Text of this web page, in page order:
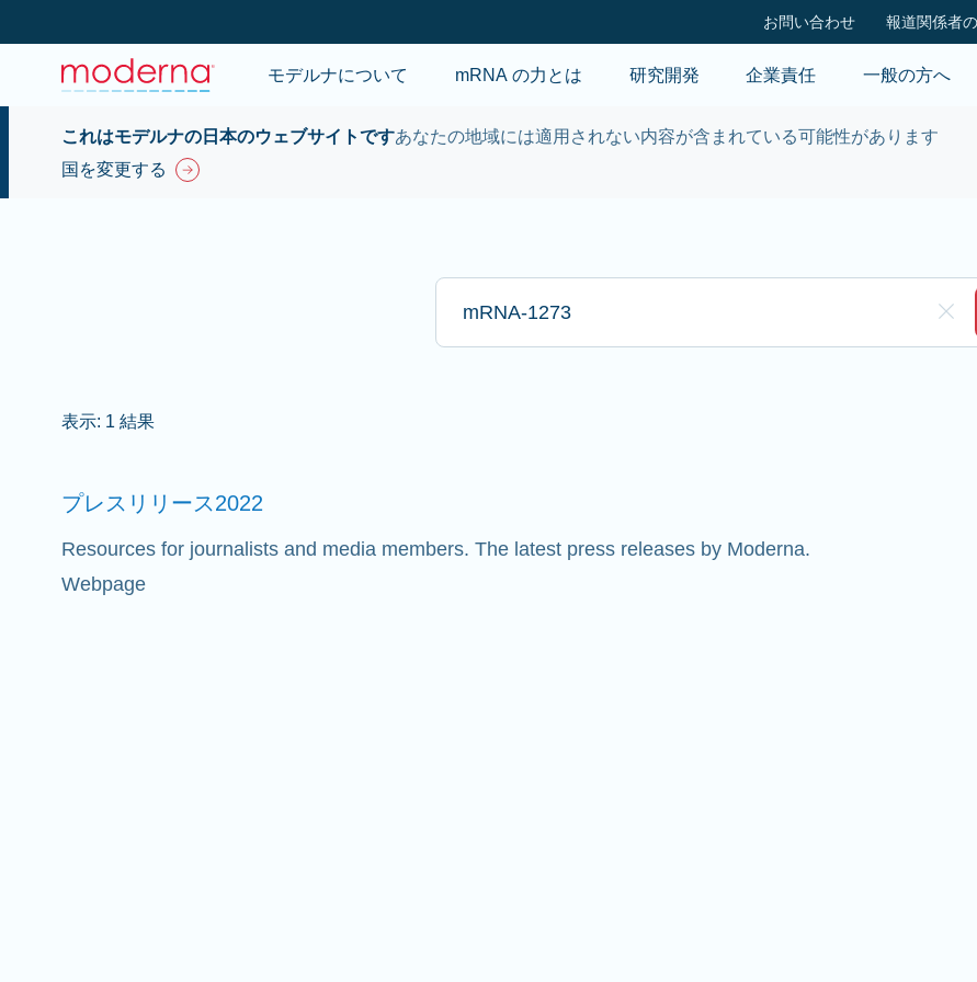
Skip to main content
お問い合わせ 報道関係者
モデルナについて mRNA の力とは 研究開発 企業責任 一般の方へ
これはモデルナの日本のウェブサイトですあなたの地域には適用されない内容が含まれている可能性があります
国を変更する
ここに入力して検索します
表示: 1 結果
プレスリリース2022
Resources for journalists and media members. The latest press releases by Moderna.
Webpage